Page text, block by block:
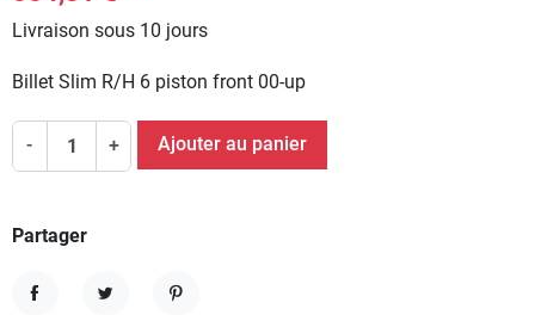
Livraison sous 10 jours
Billet Slim R/H 6 piston front 00-up
- + Ajouter au panier
Partager